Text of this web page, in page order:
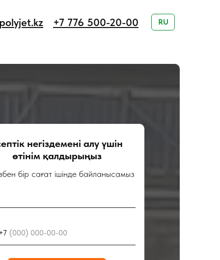
+7 776 500-20-00 RU
негіздемені алу үшін
өтінім қалдырыңыз
бір сағат ішінде байланысамыз